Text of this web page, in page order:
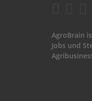
AgroBrain
Jobs und